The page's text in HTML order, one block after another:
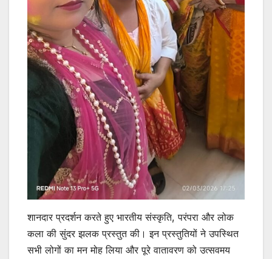
शानदार प्रदर्शन करते हुए भारतीय संस्कृति, परंपरा और लोक
कला की सुंदर झलक प्रस्तुत की। इन प्रस्तुतियों ने उपस्थित
सभी लोगों का मन मोह लिया और पूरे वातावरण को उत्सवमय